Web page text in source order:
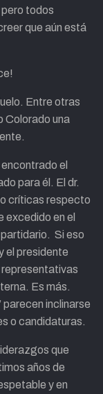
todos
que aún está
Entre otras
Colorado una
el
para él. El dr.
críticas respecto
excedido en el
Si eso
el presidente
Es más.
parecen inclinarse
o candidaturas.
que
años de
y en